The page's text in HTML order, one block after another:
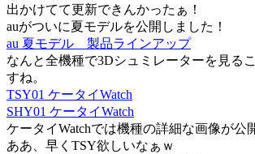
出かけてて更新できんかったぁ！
auがついに夏モデルを公開しました！
au 夏モデル 製品ラインアップ
なんと全機種で3Dシュミレーターを見る
すね。
TSY01 ケータイWatch
SHY01 ケータイWatch
ケータイWatchでは機種の詳細な画像が公
ああ、早くTSY欲しいなぁｗ